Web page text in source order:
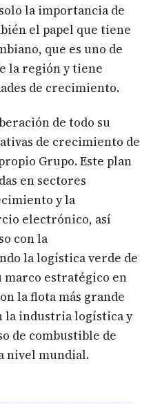
la importancia de
el papel que tiene
que es uno de
la región y tiene
de crecimiento.
de todo su
de crecimiento de
Grupo. Este plan
en sectores
y la
electrónico, así
con la
la logística verde de
marco estratégico en
la flota más grande
la industria logística y
de combustible de
nivel mundial.